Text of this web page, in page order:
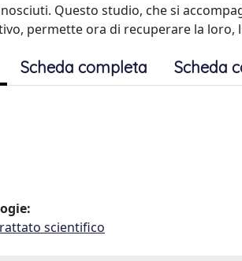
Questo studio, che si
permette ora di recuperare la loro,
Scheda completa Scheda
scientifico